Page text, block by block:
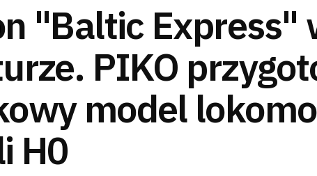
"Baltic Express"
PIKO
model
H0